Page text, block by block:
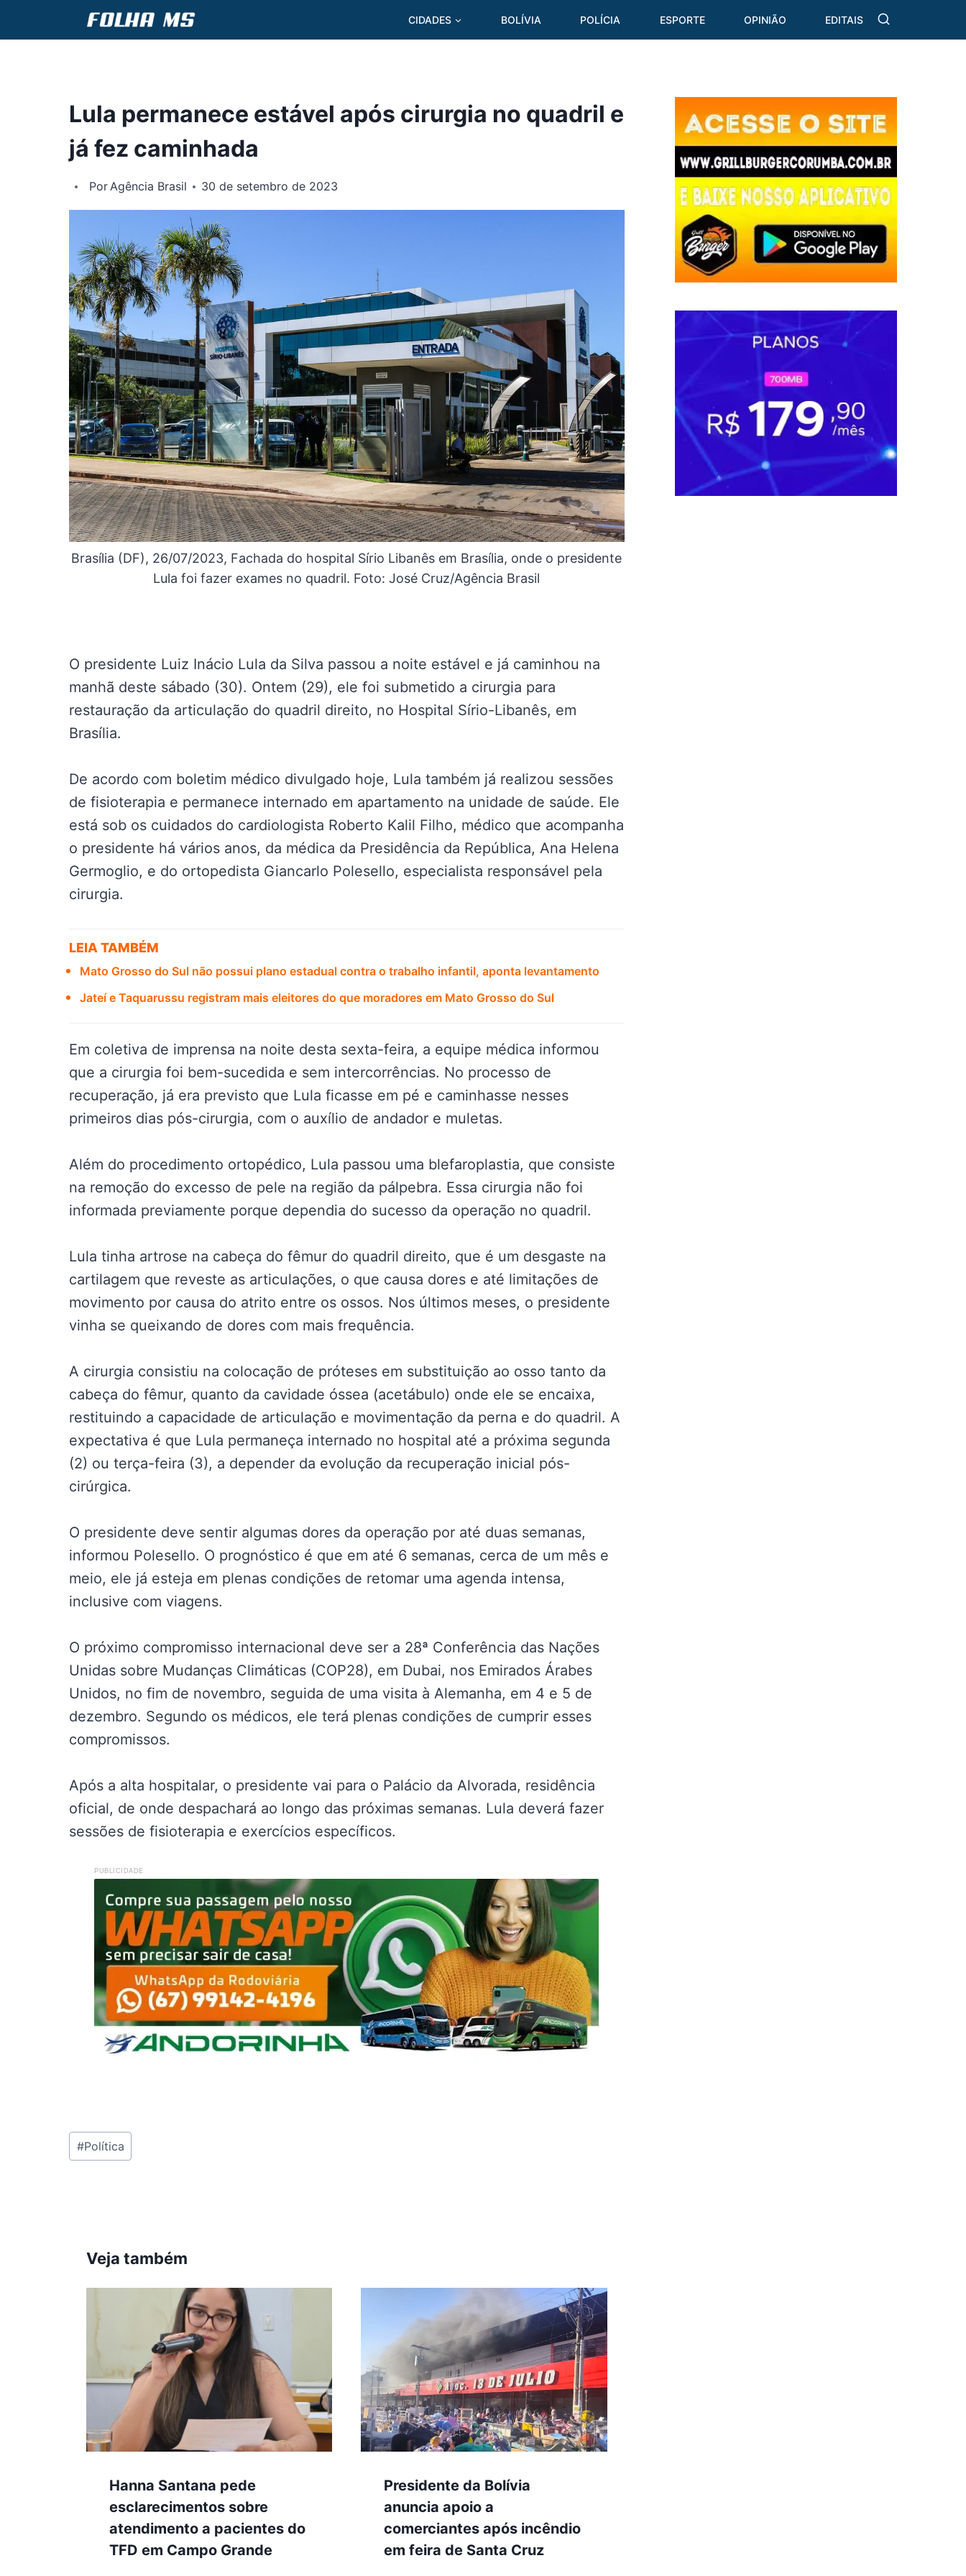
CIDADES BOLÍVIA POLÍCIA ESPORTE OPINIÃO EDITAIS
Lula permanece estável após cirurgia no quadril e
já fez caminhada
PorAgência Brasil 30 de setembro de 2023
Brasília (DF), 26/07/2023, Fachada do hospital Sírio Libanês em Brasília, onde o presidente
Lula foi fazer exames no quadril. Foto: José Cruz/Agência Brasil
O presidente Luiz Inácio Lula da Silva passou a noite estável e já caminhou na
manhã deste sábado (30). Ontem (29), ele foi submetido a cirurgia para
restauração da articulação do quadril direito, no Hospital Sírio-Libanês, em
Brasília.
De acordo com boletim médico divulgado hoje, Lula também já realizou sessões
de fisioterapia e permanece internado em apartamento na unidade de saúde. Ele
está sob os cuidados do cardiologista Roberto Kalil Filho, médico que acompanha
o presidente há vários anos, da médica da Presidência da República, Ana Helena
Germoglio, e do ortopedista Giancarlo Polesello, especialista responsável pela
cirurgia.
LEIA TAMBÉM
Mato Grosso do Sul não possui plano estadual contra o trabalho infantil, aponta levantamento
Jateí e Taquarussu registram mais eleitores do que moradores em Mato Grosso do Sul
Em coletiva de imprensa na noite desta sexta-feira, a equipe médica informou
que a cirurgia foi bem-sucedida e sem intercorrências. No processo de
recuperação, já era previsto que Lula ficasse em pé e caminhasse nesses
primeiros dias pós-cirurgia, com o auxílio de andador e muletas.
Além do procedimento ortopédico, Lula passou uma blefaroplastia, que consiste
na remoção do excesso de pele na região da pálpebra. Essa cirurgia não foi
informada previamente porque dependia do sucesso da operação no quadril.
Lula tinha artrose na cabeça do fêmur do quadril direito, que é um desgaste na
cartilagem que reveste as articulações, o que causa dores e até limitações de
movimento por causa do atrito entre os ossos. Nos últimos meses, o presidente
vinha se queixando de dores com mais frequência.
A cirurgia consistiu na colocação de próteses em substituição ao osso tanto da
cabeça do fêmur, quanto da cavidade óssea (acetábulo) onde ele se encaixa,
restituindo a capacidade de articulação e movimentação da perna e do quadril. A
expectativa é que Lula permaneça internado no hospital até a próxima segunda
(2) ou terça-feira (3), a depender da evolução da recuperação inicial pós-
cirúrgica.
O presidente deve sentir algumas dores da operação por até duas semanas,
informou Polesello. O prognóstico é que em até 6 semanas, cerca de um mês e
meio, ele já esteja em plenas condições de retomar uma agenda intensa,
inclusive com viagens.
O próximo compromisso internacional deve ser a 28ª Conferência das Nações
Unidas sobre Mudanças Climáticas (COP28), em Dubai, nos Emirados Árabes
Unidos, no fim de novembro, seguida de uma visita à Alemanha, em 4 e 5 de
dezembro. Segundo os médicos, ele terá plenas condições de cumprir esses
compromissos.
Após a alta hospitalar, o presidente vai para o Palácio da Alvorada, residência
oficial, de onde despachará ao longo das próximas semanas. Lula deverá fazer
sessões de fisioterapia e exercícios específicos.
PUBLICIDADE
Tags
do
#Política
Veja também
Hanna Santana pede
esclarecimentos sobre
atendimento a pacientes do
TFD em Campo Grande
Presidente da Bolívia
anuncia apoio a
comerciantes após incêndio
em feira de Santa Cruz